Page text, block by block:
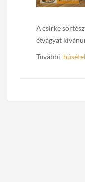
A csirke
étvágyat
További